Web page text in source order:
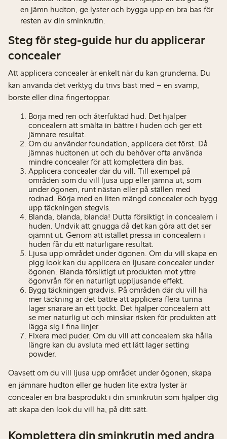
en jämn hudton, ge lyster och bygga upp en bra bas för
resten av din sminkrutin.
Steg för steg-guide hur du applicerar
concealer
Att applicera concealer är enkelt när du kan grunderna. Du
kan använda det verktyg du trivs bäst med – en svamp,
borste eller dina fingertoppar.
Börja med ren och återfuktad hud. Det hjälper
concealern att smälta in bättre i huden och ger ett
jämnare resultat.
Om du använder foundation, applicera det först. Då
jämnas hudtonen ut och du behöver ofta använda
mindre concealer för att komplettera din bas.
Applicera concealer där du vill. Till exempel på
områden som du vill ljusa upp eller jämna ut, som
under ögonen, runt nästan eller på ställen med
rodnad. Börja med en liten mängd concealer och bygg
upp täckningen stegvis.
Blanda, blanda, blanda! Dutta försiktigt in concealern i
huden. Undvik att gnugga då det kan göra att det ser
ojämnt ut. Genom att istället pressa in concealern i
huden får du ett naturligare resultat.
Ljusa upp området under ögonen. Om du vill skapa en
pigg look kan du applicera en ljusare concealer under
ögonen. Blanda försiktigt ut produkten mot yttre
ögonvrån för en naturligt uppljusande effekt.
Bygg täckningen gradvis. På områden där du vill ha
mer täckning är det bättre att applicera flera tunna
lager snarare än ett tjockt. Det hjälper concealern att
se mer naturlig ut och minskar risken för produkten att
lägga sig i fina linjer.
Fixera med puder. Om du vill att concealern ska hålla
längre kan du avsluta med ett lätt lager setting
powder.
Oavsett om du vill ljusa upp området under ögonen, skapa
en jämnare hudton eller ge huden lite extra lyster är
concealer en bra basprodukt i din sminkrutin som hjälper dig
att skapa den look du vill ha, på ditt sätt.
Komplettera din sminkrutin med andra